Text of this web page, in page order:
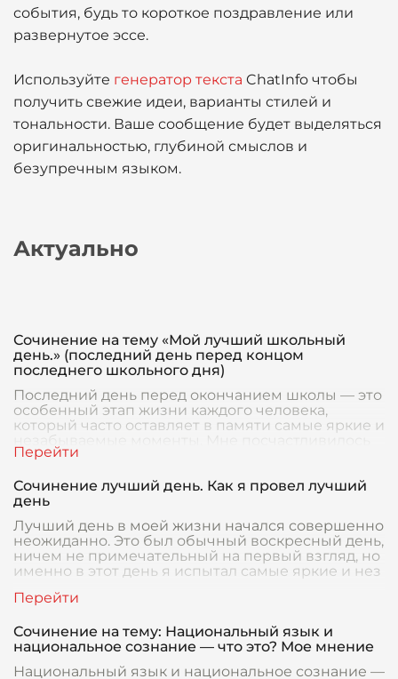
события, будь то короткое поздравление или
развернутое эссе.
Используйте генератор текста ChatInfo чтобы
получить свежие идеи, варианты стилей и
тональности. Ваше сообщение будет выделяться
оригинальностью, глубиной смыслов и
безупречным языком.
Актуально
Сочинение на тему «Мой лучший школьный
день.» (последний день перед концом
последнего школьного дня)
Последний день перед окончанием школы — это
особенный этап жизни каждого человека,
который часто оставляет в памяти самые яркие и
незабываемые моменты. Мне посчастливилось
пережить
Сочинение лучший день. Как я провел лучший
день
Лучший день в моей жизни начался совершенно
неожиданно. Это был обычный воскресный день,
ничем не примечательный на первый взгляд, но
именно в этот день я испытал самые яркие и нез
Сочинение на тему: Национальный язык и
национальное сознание — что это? Мое мнение
Национальный язык и национальное сознание —